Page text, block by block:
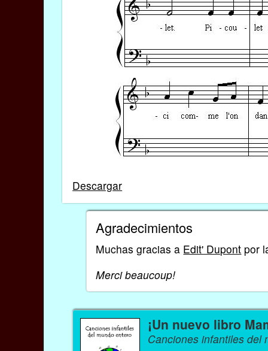
Descargar
Agradecimientos
Muchas gracias a Edit' Dupont por
Merci beaucoup!
¡Un nuevo libro
Canciones infantiles del